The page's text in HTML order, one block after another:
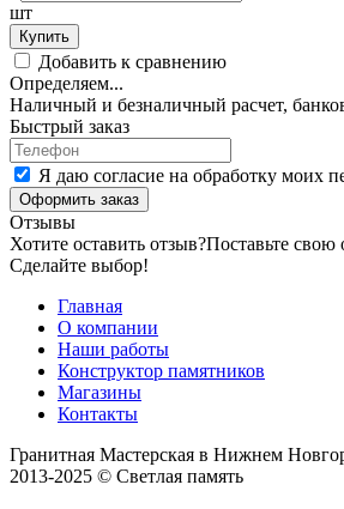
шт
Купить
Добавить к сравнению
Определяем...
Наличный и безналичный расчет,
Быстрый заказ
Я даю согласие на обработку моих
Оформить заказ
Отзывы
Хотите оставить отзыв?Поставьте свою
Сделайте выбор!
Главная
О компании
Наши работы
Конструктор памятников
Магазины
Контакты
Гранитная Мастерская в Нижнем
2013-2025 © Светлая память